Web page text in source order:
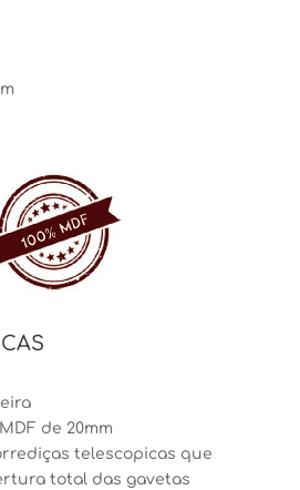
de 20mm
telescopicas que
total das gavetas